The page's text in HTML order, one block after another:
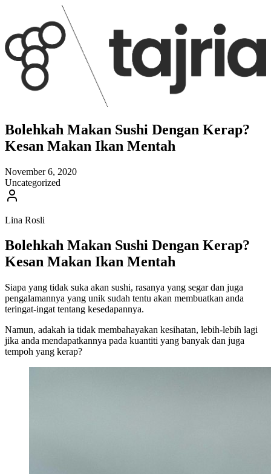
Bolehkah Makan Sushi Dengan Kerap?
Kesan Makan Ikan Mentah
November 6, 2020
Uncategorized
Lina Rosli
Bolehkah Makan Sushi Dengan Kerap?
Kesan Makan Ikan Mentah
Siapa yang tidak suka akan sushi, rasanya yang segar dan juga
pengalamannya yang unik sudah tentu akan membuatkan anda
teringat-ingat tentang kesedapannya.
Namun, adakah ia tidak membahayakan kesihatan, lebih-lebih lagi
jika anda mendapatkannya pada kuantiti yang banyak dan juga
tempoh yang kerap?